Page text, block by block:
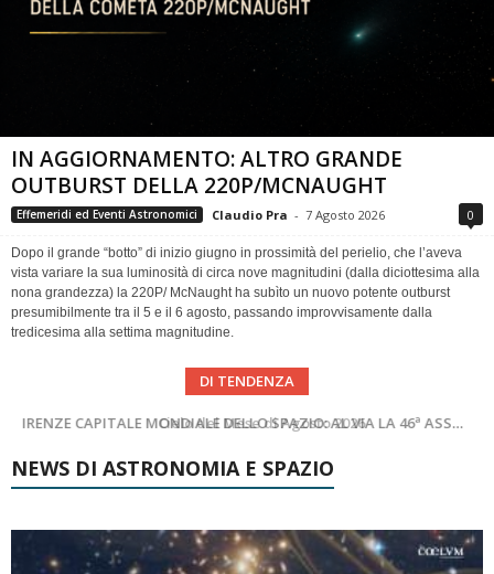
IN AGGIORNAMENTO: ALTRO GRANDE
OUTBURST DELLA 220P/MCNAUGHT
Effemeridi ed Eventi Astronomici Claudio Pra - 7 Agosto 2026 0
Dopo il grande “botto” di inizio giugno in prossimità del perielio, che l’aveva
vista variare la sua luminosità di circa nove magnitudini (dalla diciottesima alla
nona grandezza) la 220P/ McNaught ha subìto un nuovo potente outburst
presumibilmente tra il 5 e il 6 agosto, passando improvvisamente dalla
tredicesima alla settima magnitudine.
DI TENDENZA
Cielo del Mese di Agosto 2026
SUPERNOVAE aggiornamenti del mese – Agosto 2026
NEWS DI ASTRONOMIA E SPAZIO